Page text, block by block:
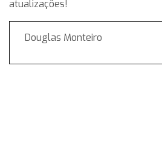
atualizações!
Douglas Monteiro